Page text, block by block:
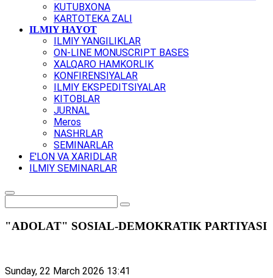
KUTUBXONA
KARTOTEKA ZALI
ILMIY HAYOT
ILMIY YANGILIKLAR
ON-LINE MONUSCRIPT BASES
XALQARO HAMKORLIK
KONFIRENSIYALAR
ILMIY EKSPEDITSIYALAR
KITOBLAR
JURNAL
Meros
NASHRLAR
SEMINARLAR
E'LON VA XARIDLAR
ILMIY SEMINARLAR
"ADOLAT" SOSIAL-DEMOKRATIK PARTIYASI
Sunday, 22 March 2026 13:41